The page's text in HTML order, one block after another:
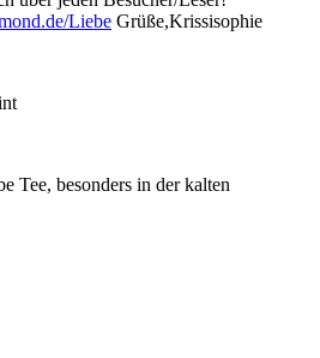
Liebe Grüße,Krissisophie
Tee, besonders in der kalten